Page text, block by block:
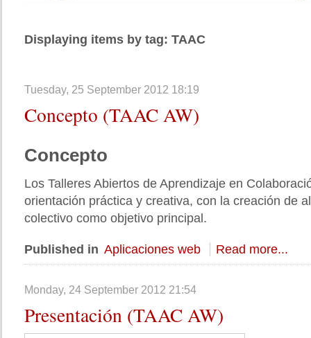
Displaying items by tag: TAAC
Tuesday, 25 September 2012 18:19
Concepto (TAAC AW)
Concepto
Los Talleres Abiertos de Aprendizaje en
orientación práctica y creativa, con la creación de
colectivo como objetivo principal.
Published in Aplicaciones web Read more...
Monday, 24 September 2012 21:54
Presentación (TAAC AW)